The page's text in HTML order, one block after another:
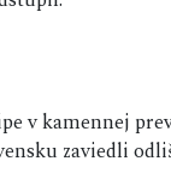
v kamennej
zaviedli